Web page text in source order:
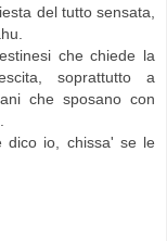
del tutto sensata,
che chiede la
soprattutto a
che sposano con
dico io, chissa' se le